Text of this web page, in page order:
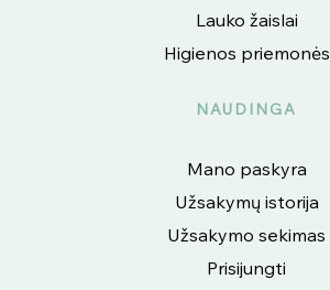
Lauko žaislai
Higienos priemonės
NAUDINGA
Mano paskyra
Užsakymų istorija
Užsakymo sekimas
Prisijungti